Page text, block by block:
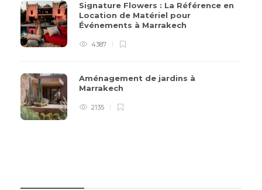
Signature Flowers : La Référence en
Location de Matériel pour
Événements à Marrakech
4387
Aménagement de jardins à
Marrakech
2135